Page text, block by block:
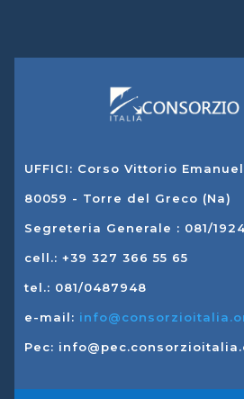
UFFICI: Corso Vittorio
80059 - Torre del Greco (Na)
Segreteria Generale : 081/
cell.: +39 327 366 55 65
tel.: 081/0487948
e-mail:
Pec: